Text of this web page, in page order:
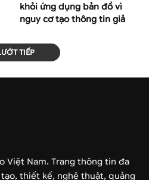
khỏi ứng dụng bản đồ vì
nguy cơ tạo thông tin giả
TIẾP
Việt Nam. Trang thông tin đa
thiết kế, nghệ thuật, quảng